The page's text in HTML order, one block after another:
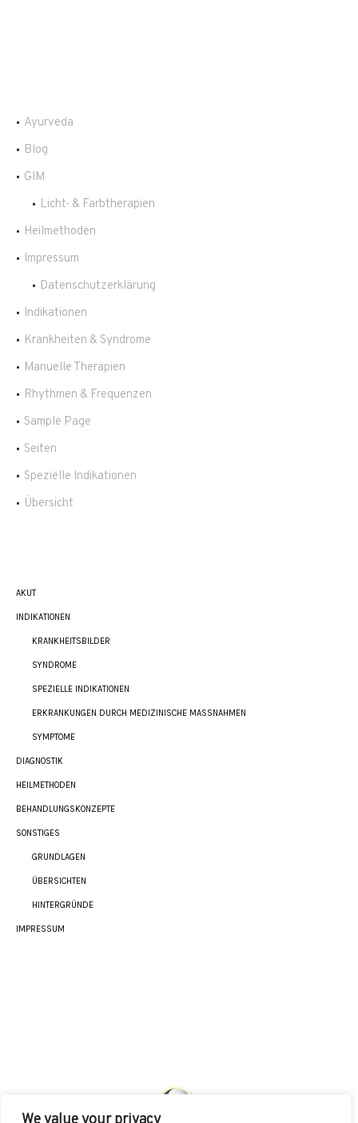
Ayurveda
Blog
GIM
Licht- & Farbtherapien
Heilmethoden
Impressum
Datenschutzerklärung
Indikationen
Krankheiten & Syndrome
Manuelle Therapien
Rhythmen & Frequenzen
Sample Page
Seiten
Spezielle Indikationen
Übersicht
AKUT
INDIKATIONEN
KRANKHEITSBILDER
SYNDROME
SPEZIELLE INDIKATIONEN
ERKRANKUNGEN DURCH MEDIZINISCHE MASSNAHMEN
SYMPTOME
DIAGNOSTIK
HEILMETHODEN
BEHANDLUNGSKONZEPTE
SONSTIGES
GRUNDLAGEN
ÜBERSICHTEN
HINTERGRÜNDE
IMPRESSUM